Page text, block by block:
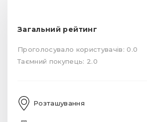
Загальний рейтинг
Проголосувало користувачів: 0.0
Таємний покупець: 2.0
Розташування